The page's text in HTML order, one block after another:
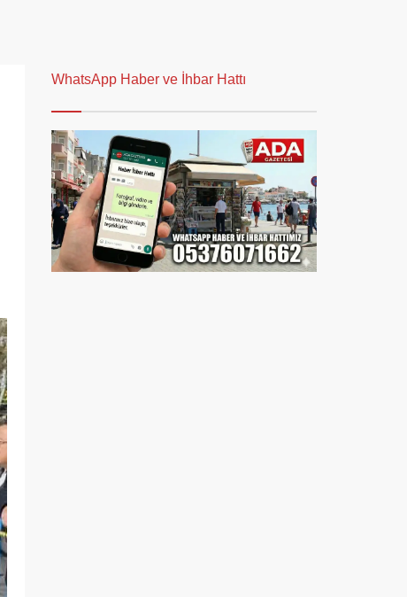
WhatsApp Haber ve İhbar Hattı